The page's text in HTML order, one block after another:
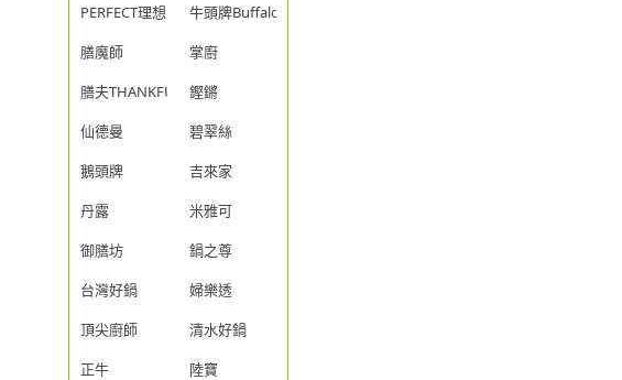
PERFECT理想
牛頭牌Buffalo
膳魔師
掌廚
膳夫THANKFUL
鏗鏘
仙德曼
碧翠絲
鵝頭牌
吉來家
丹露
米雅可
御膳坊
鍋之尊
台灣好鍋
婦樂透
頂尖廚師
清水好鍋
正牛
陸寶